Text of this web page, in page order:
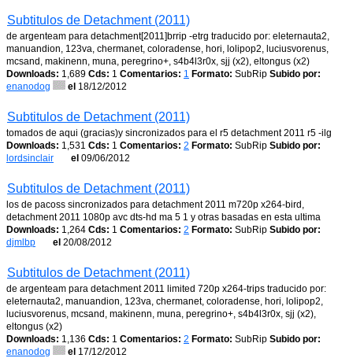
Subtitulos de Detachment (2011)
de argenteam para detachment[2011]brrip -etrg traducido por: eleternauta2,
manuandion, 123va, chermanet, coloradense, hori, lolipop2, luciusvorenus,
mcsand, makinenn, muna, peregrino+, s4b4l3r0x, sjj (x2), eltongus (x2)
Downloads: 1,689 Cds: 1 Comentarios: 1 Formato: SubRip Subido por:
enanodog
el 18/12/2012
Subtitulos de Detachment (2011)
tomados de aqui (gracias)y sincronizados para el r5 detachment 2011 r5 -ilg
Downloads: 1,531 Cds: 1 Comentarios: 2 Formato: SubRip Subido por:
lordsinclair
el 09/06/2012
Subtitulos de Detachment (2011)
los de pacoss sincronizados para detachment 2011 m720p x264-bird,
detachment 2011 1080p avc dts-hd ma 5 1 y otras basadas en esta ultima
Downloads: 1,264 Cds: 1 Comentarios: 2 Formato: SubRip Subido por:
djmlbp
el 20/08/2012
Subtitulos de Detachment (2011)
de argenteam para detachment 2011 limited 720p x264-trips traducido por:
eleternauta2, manuandion, 123va, chermanet, coloradense, hori, lolipop2,
luciusvorenus, mcsand, makinenn, muna, peregrino+, s4b4l3r0x, sjj (x2),
eltongus (x2)
Downloads: 1,136 Cds: 1 Comentarios: 2 Formato: SubRip Subido por:
enanodog
el 17/12/2012